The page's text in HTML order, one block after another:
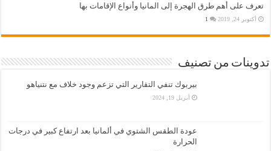
تعرف على أهم طرق الهجرة إلى المانيا وأنواع الإقامات بها
أكتوبر 24, 2019 1
تدوينات من تصنيف
بيربوك تنفي التقارير التي تزعم وجود خلاف مع نتنياهو
أبريل 19, 2024
عودة الطقس الشتوي في ألمانيا بعد ارتفاع كبير في درجات
الحرارة